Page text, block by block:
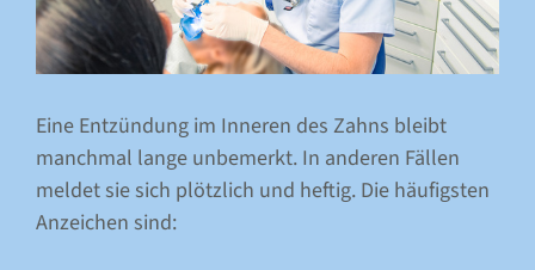
Eine Entzündung im Inneren des Zahns bleibt
manchmal lange unbemerkt. In anderen Fällen
meldet sie sich plötzlich und heftig. Die häufigsten
Anzeichen sind: